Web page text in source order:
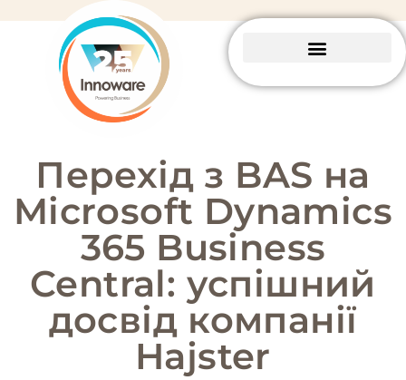
Перехід з BAS на
Microsoft Dynamics
365 Business
Central: успішний
досвід компанії
Hajster